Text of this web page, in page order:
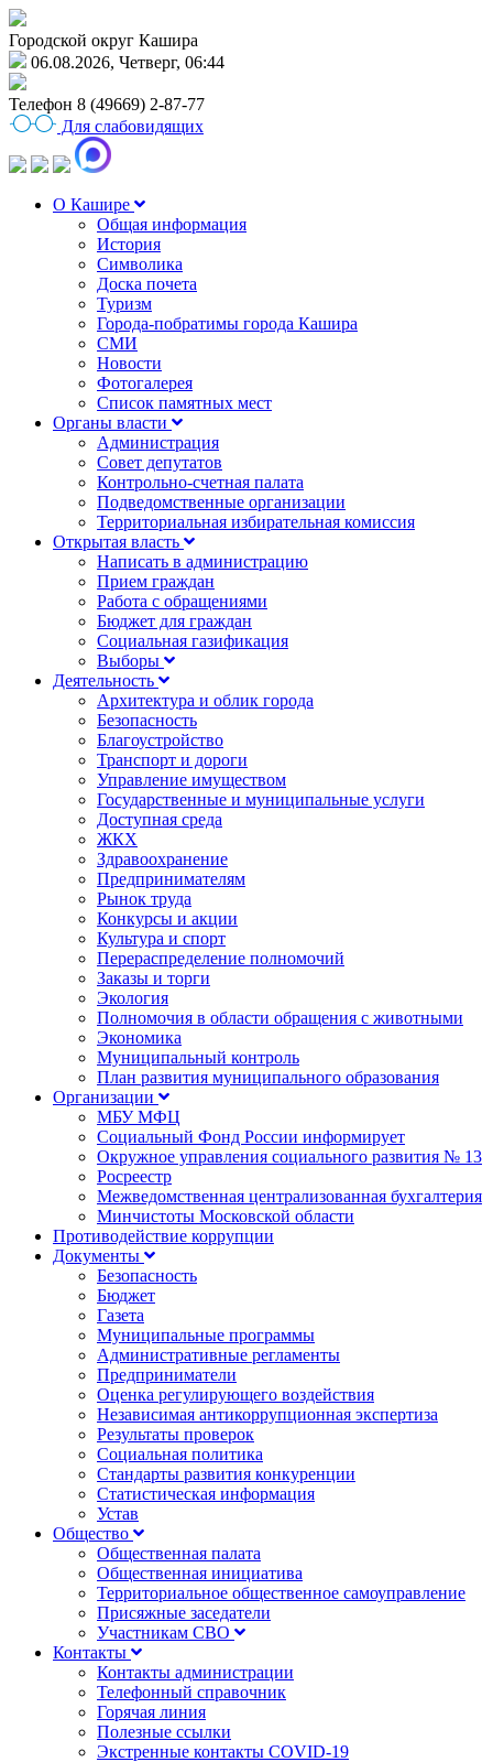
Городской округ Кашира
06.08.2026, Четверг, 06:44
Телефон 8 (49669) 2-87-77
Для слабовидящих
О Кашире
Общая информация
История
Символика
Доска почета
Туризм
Города-побратимы города Кашира
СМИ
Новости
Фотогалерея
Список памятных мест
Органы власти
Администрация
Совет депутатов
Контрольно-счетная палата
Подведомственные организации
Территориальная избирательная комиссия
Открытая власть
Написать в администрацию
Прием граждан
Работа с обращениями
Бюджет для граждан
Социальная газификация
Выборы
Деятельность
Архитектура и облик города
Безопасность
Благоустройство
Транспорт и дороги
Управление имуществом
Государственные и муниципальные услуги
Доступная среда
ЖКХ
Здравоохранение
Предпринимателям
Рынок труда
Конкурсы и акции
Культура и спорт
Перераспределение полномочий
Заказы и торги
Экология
Полномочия в области обращения с животными
Экономика
Муниципальный контроль
План развития муниципального образования
Организации
МБУ МФЦ
Социальный Фонд России информирует
Окружное управления социального развития № 13
Росреестр
Межведомственная централизованная бухгалтерия
Минчистоты Московской области
Противодействие коррупции
Документы
Безопасность
Бюджет
Газета
Муниципальные программы
Административные регламенты
Предприниматели
Оценка регулирующего воздействия
Независимая антикоррупционная экспертиза
Результаты проверок
Социальная политика
Стандарты развития конкуренции
Статистическая информация
Устав
Общество
Общественная палата
Общественная инициатива
Территориальное общественное самоуправление
Присяжные заседатели
Участникам СВО
Контакты
Контакты администрации
Телефонный справочник
Горячая линия
Полезные ссылки
Экстренные контакты COVID-19